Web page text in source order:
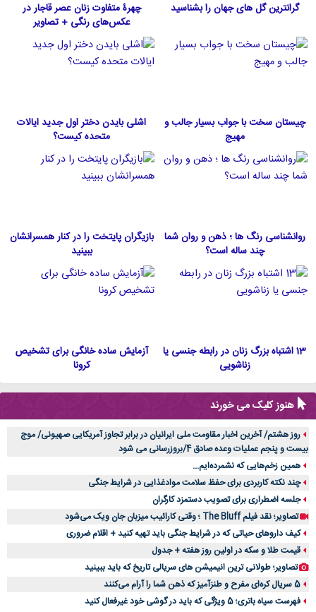
گرانترین گل های جهان را بشناسید
چهرۀ متفاوت زنان عصر قاجار در
عکس‌های رنگی + تصاویر
چیستان سخت با جواب بسیار جالب و
مهیج
اشلی بایدن دختر اول جدید ایالات
متحده كيست؟
روانشناسی رنگ ها ؛ ذهن و روان شما
چند ساله است؟
بازیگران پایتخت را در کنار همسرانشان
ببینید
13 اشتباه بزرگ زنان در رابطه جنسی یا
زناشویی
آزمایش ساده خانگی برای تشخیص
کرونا
هنوز کلیک می خورند
روز هشتم/ آخرین اخبار مقاومت ملی ایرانیان در برابر تجاوز آمریکایی صهیونی/ موج
بیست و پنجم عملیات وعده صادق 4/بروزرسانی می شود
همین زخم‌هایی که نشمرده‌ایم...
چند نکته کاربردی برای حفظ سلامت موادغذایی در شرایط جنگی
جلسه اضطراری برای تصویب دستمزد کارگران
تصاویر؛ نقد فیلم The Bluff ؛ وقتی کارائیب میزبان جان ویک می‌شود
کیف داروهای حیاتی که در شرایط جنگی باید تهیه کنید + اقلام ضروری
قیمت طلا و سکه در اولین روز هفته + جدول
تصاویر؛ طولانی ترین انیمیشن های سریالی تاریخ که باید ببینید
5 سریال کره‌ای مفرح و طنزآمیز که ذهن شما را آرام می‌کنند
فهرست سیاه باتری؛ 5 ویژگی که باید در گوشی خود غیرفعال کنید